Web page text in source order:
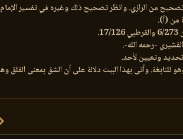
من الرازي. وانظر تصحيح ذلك وغيره في تفسير الإمام 28/117.
من (أ).
-رحمه الله-.
تحديد وتعيين لأحد.